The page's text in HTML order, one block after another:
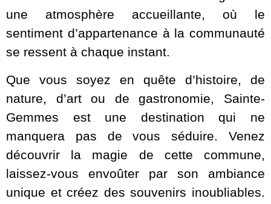
une atmosphère accueillante, où le
sentiment d’appartenance à la communauté
se ressent à chaque instant.
Que vous soyez en quête d’histoire, de
nature, d’art ou de gastronomie, Sainte-
Gemmes est une destination qui ne
manquera pas de vous séduire. Venez
découvrir la magie de cette commune,
laissez-vous envoûter par son ambiance
unique et créez des souvenirs inoubliables.